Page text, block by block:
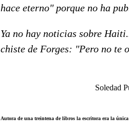
hace eterno" porque no ha
Ya no hay noticias sobre
chiste de Forges: "Pero no te
Soledad
Autora de una treintena de libros la escritora era la